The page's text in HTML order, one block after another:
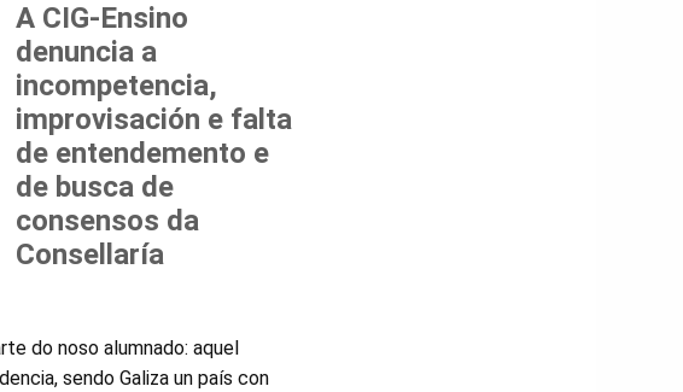
A CIG-Ensino
denuncia a
incompetencia,
improvisación e falta
de entendemento e
de busca de
consensos da
Consellaría
do noso alumnado: aquel
sendo Galiza un país con